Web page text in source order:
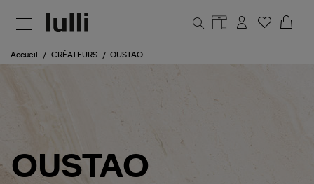
Accueil CRÉATEURS OUSTAO
OUSTAO